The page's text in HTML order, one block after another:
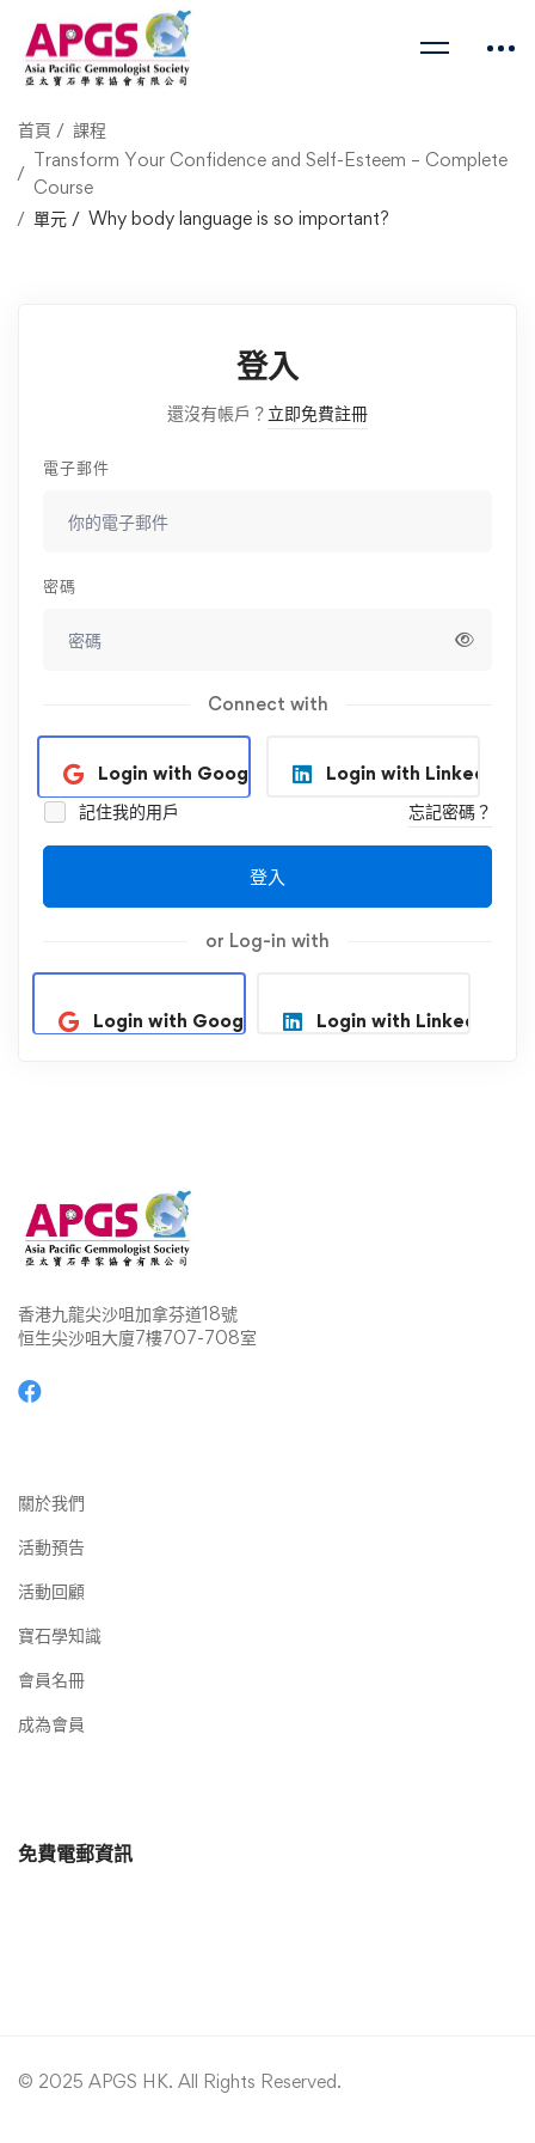
首頁
課程
Transform Your Confidence and Self-Esteem – Complete
Course
單元
Why body language is so important?
登入
還沒有帳戶？ 立即免費註冊
電子郵件
密碼
Connect with
Login with Google
Login with Linkedin
記住我的用戶
忘記密碼？
登入
or Log-in with
Login with Google Login with Linkedin
香港九龍尖沙咀加拿芬道18號
恒生尖沙咀大廈7樓707-708室
關於我們
活動預告
活動回顧
寶石學知識
會員名冊
成為會員
免費電郵資訊
© 2025 APGS HK. All Rights Reserved.